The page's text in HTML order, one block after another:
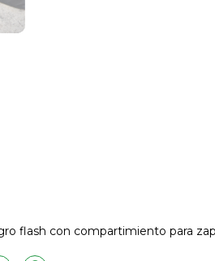
flash con compartimiento para